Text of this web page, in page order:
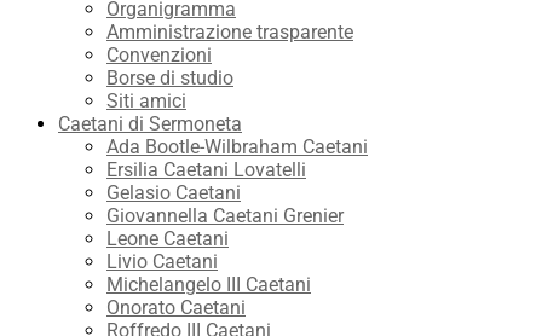
Organigramma
Amministrazione trasparente
Convenzioni
Borse di studio
Siti amici
Caetani di Sermoneta
Ada Bootle-Wilbraham Caetani
Ersilia Caetani Lovatelli
Gelasio Caetani
Giovannella Caetani Grenier
Leone Caetani
Livio Caetani
Michelangelo III Caetani
Onorato Caetani
Roffredo III Caetani